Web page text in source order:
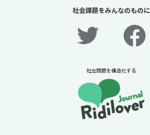
社会課題をみんなのものに
社会問題を構造化する